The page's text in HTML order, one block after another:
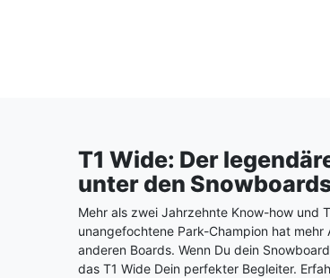
T1 Wide: Der
unter den
Mehr als zwei Jahrzehnte Know-how und
unangefochtene Park-Champion hat
anderen Boards. Wenn Du dein
das T1 Wide Dein perfekter Begleiter.